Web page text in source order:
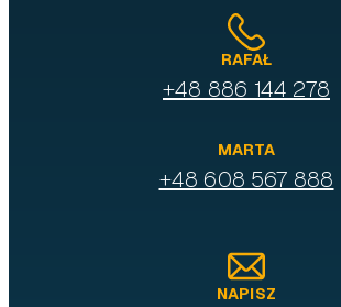
RAFAŁ
+48 886 144 278
MARTA
+48 608 567 888
NAPISZ